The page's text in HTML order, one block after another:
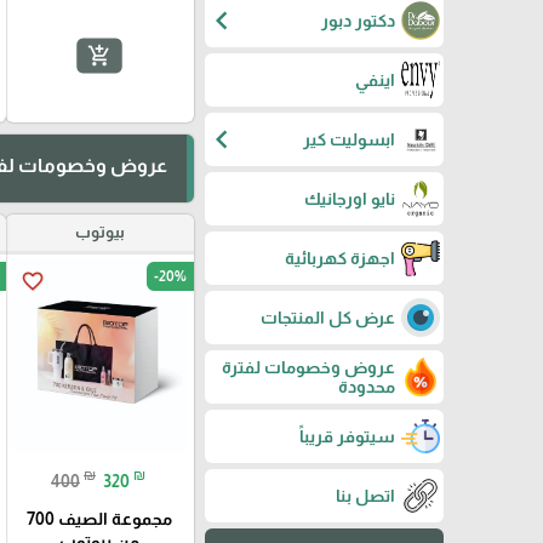
دكتور دبور chevron_left
اينفي
ابسوليت كير chevron_left
نايو اورجانيك
اجهزة كهربائية
عرض كل المنتجات
عروض وخصومات لفترة
محدودة
سيتوفر قريباً
اتصل بنا
add_shopping_cart
عروض وخصومات
بيوتوب
favorite_border -20%
400 ₪ 320 ₪
مجموعة الصيف 700